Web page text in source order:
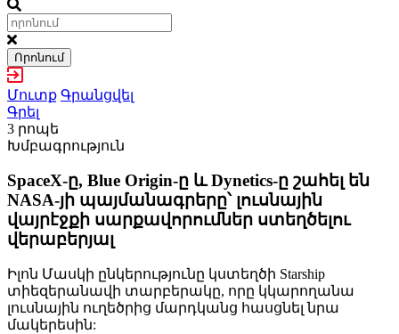
Որոնում
Մուտք Գրանցվել
Գրել
3 րոպե
Խմբագրություն
SpaceX-ը, Blue Origin-ը և Dynetics-ը շահել են
NASA-յի պայմանագրերը՝ լուսնային
վայրէջքի սարքավորումներ ստեղծելու
վերաբերյալ
Իլոն Մասկի ընկերությունը կստեղծի Starship
տիեզերանավի տարբերակը, որը կկարողանա
լուսնային ուղեծրից մարդկանց հասցնել նրա
մակերեսին: